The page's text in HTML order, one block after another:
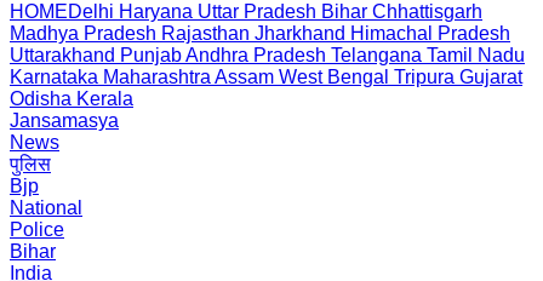
HOMEDelhi Haryana Uttar Pradesh Bihar Chhattisgarh
Madhya Pradesh Rajasthan Jharkhand Himachal Pradesh
Uttarakhand PunjabAndhra Pradesh Telangana Tamil Nadu
Karnataka Maharashtra Assam West Bengal Tripura Gujarat
Odisha Kerala
Jansamasya
News
पुलिस
Bjp
National
Police
Bihar
India